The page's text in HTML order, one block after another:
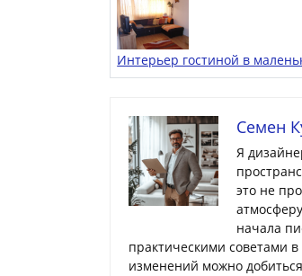
Интерьер гостиной в
Семен
Я
это не
начала
практическими советами
изменений можно